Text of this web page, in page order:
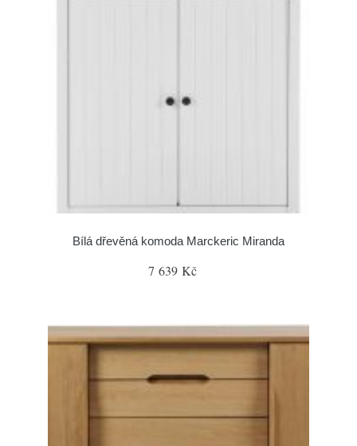
Bílá dřevěná komoda Marckeric Miranda
7 639 Kč